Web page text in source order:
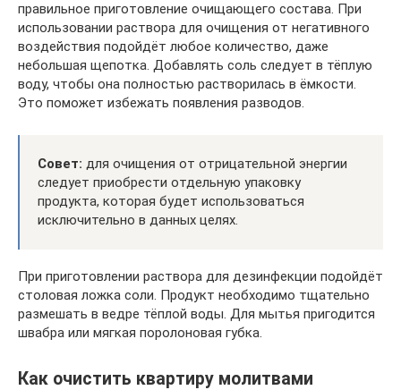
правильное приготовление очищающего состава. При
использовании раствора для очищения от негативного
воздействия подойдёт любое количество, даже
небольшая щепотка. Добавлять соль следует в тёплую
воду, чтобы она полностью растворилась в ёмкости.
Это поможет избежать появления разводов.
Совет: для очищения от отрицательной энергии
следует приобрести отдельную упаковку
продукта, которая будет использоваться
исключительно в данных целях.
При приготовлении раствора для дезинфекции подойдёт
столовая ложка соли. Продукт необходимо тщательно
размешать в ведре тёплой воды. Для мытья пригодится
швабра или мягкая поролоновая губка.
Как очистить квартиру молитвами